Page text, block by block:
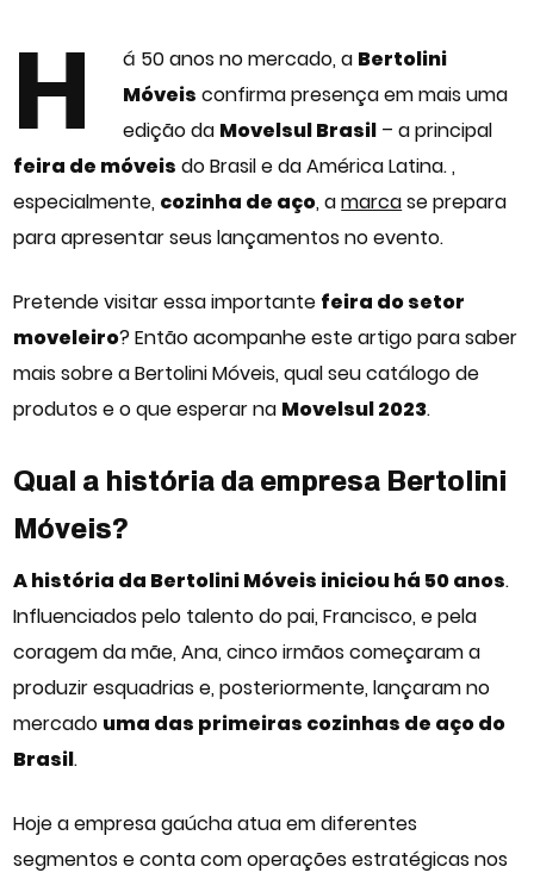
H á 50 anos no mercado, a Bertolini
Móveis confirma presença em mais uma
edição da MovelsulBrasil – a principal
feira de móveis do Brasil e da América Latina. ,
especialmente, cozinha de aço, amarcase prepara
para apresentar seus lançamentos no evento.
Pretende visitar essa importante feira do setor
moveleiro? Então acompanhe este artigo para saber
mais sobre a Bertolini Móveis, qual seu catálogo de
produtos e o que esperar na Movelsul 2023.
Qual a história da empresa Bertolini
Móveis?
A história da Bertolini Móveis iniciou há 50 anos.
Influenciados pelo talento do pai, Francisco, e pela
coragem da mãe, Ana, cinco irmãos começaram a
produzir esquadrias e, posteriormente, lançaram no
mercado uma das primeiras cozinhas de aço do
Brasil.
Hoje a empresa gaúcha atua em diferentes
segmentos e conta com operações estratégicas nos